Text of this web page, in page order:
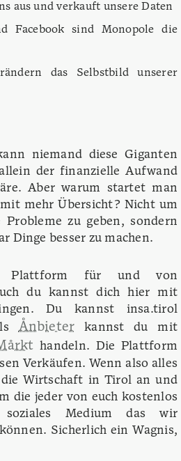
aus und verkauft unsere Daten
Facebook sind Monopole die
das Selbstbild unserer
niemand diese Giganten
der finanzielle Aufwand
Aber warum startet man
mehr Übersicht? Nicht um
zu geben, sondern
Dinge besser zu machen.
Plattform für und von
du kannst dich hier mit
Du kannst insa.tirol
Ånbieter kannst du mit
handeln. Die Plattform
Verkäufen. Wenn also alles
Wirtschaft in Tirol an und
die jeder von euch kostenlos
Medium das wir
Sicherlich ein Wagnis,